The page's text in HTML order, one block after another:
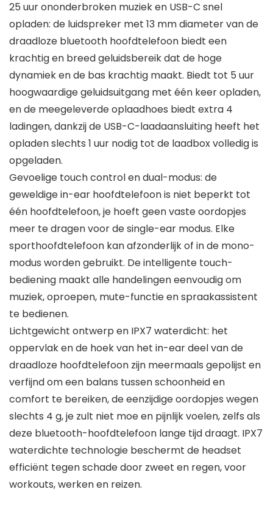
25 uur ononderbroken muziek en USB-C snel
opladen: de luidspreker met 13 mm diameter van de
draadloze bluetooth hoofdtelefoon biedt een
krachtig en breed geluidsbereik dat de hoge
dynamiek en de bas krachtig maakt. Biedt tot 5 uur
hoogwaardige geluidsuitgang met één keer opladen,
en de meegeleverde oplaadhoes biedt extra 4
ladingen, dankzij de USB-C-laadaansluiting heeft het
opladen slechts 1 uur nodig tot de laadbox volledig is
opgeladen.
Gevoelige touch control en dual-modus: de
geweldige in-ear hoofdtelefoon is niet beperkt tot
één hoofdtelefoon, je hoeft geen vaste oordopjes
meer te dragen voor de single-ear modus. Elke
sporthoofdtelefoon kan afzonderlijk of in de mono-
modus worden gebruikt. De intelligente touch-
bediening maakt alle handelingen eenvoudig om
muziek, oproepen, mute-functie en spraakassistent
te bedienen.
Lichtgewicht ontwerp en IPX7 waterdicht: het
oppervlak en de hoek van het in-ear deel van de
draadloze hoofdtelefoon zijn meermaals gepolijst en
verfijnd om een balans tussen schoonheid en
comfort te bereiken, de eenzijdige oordopjes wegen
slechts 4 g, je zult niet moe en pijnlijk voelen, zelfs als
deze bluetooth-hoofdtelefoon lange tijd draagt. IPX7
waterdichte technologie beschermt de headset
efficiënt tegen schade door zweet en regen, voor
workouts, werken en reizen.